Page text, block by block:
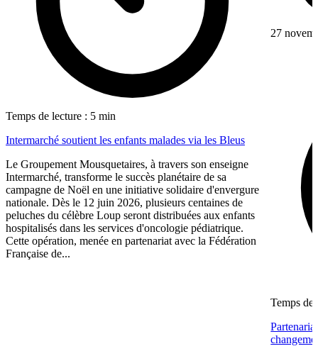
Temps de lecture : 5 min
Intermarché soutient les enfants malades via les Bleus
Le Groupement Mousquetaires, à travers son enseigne
Intermarché, transforme le succès planétaire de sa
campagne de Noël en une initiative solidaire d'envergure
nationale. Dès le 12 juin 2026, plusieurs centaines de
peluches du célèbre Loup seront distribuées aux enfants
hospitalisés dans les services d'oncologie pédiatrique.
Cette opération, menée en partenariat avec la Fédération
Française de...
27
Temps de